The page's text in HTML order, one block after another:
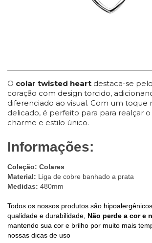
O colar twisted heart destaca-se
coração com design torcido,
diferenciado ao visual. Com um toque
delicado, é perfeito para para realçar
charme e estilo único.
Informações:
Coleção: Colares
Material: Liga de cobre banhado a prata
Medidas: 480mm
Todos os nossos produtos são
qualidade e durabilidade, Não perde a cor e
mantendo sua cor e brilho por muito mais
nossas dicas de uso